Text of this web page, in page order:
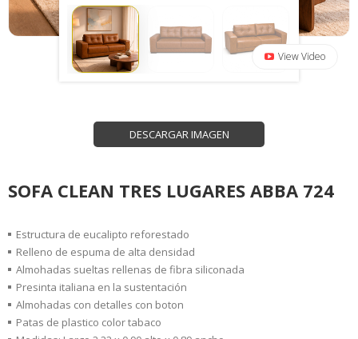
View Video
DESCARGAR IMAGEN
SOFA CLEAN TRES LUGARES ABBA 724
Estructura de eucalipto reforestado
Relleno de espuma de alta densidad
Almohadas sueltas rellenas de fibra siliconada
Presinta italiana en la sustentación
Almohadas con detalles con boton
Patas de plastico color tabaco